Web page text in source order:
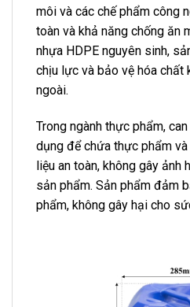
môi và các chế phẩm công
toàn và khả năng chống ăn
nhựa HDPE nguyên sinh,
chịu lực và bảo vệ hóa chất
ngoài.
Trong ngành thực phẩm,
dụng để chứa thực phẩm
liệu an toàn, không gây ảnh
sản phẩm. Sản phẩm đảm
phẩm, không gây hại cho